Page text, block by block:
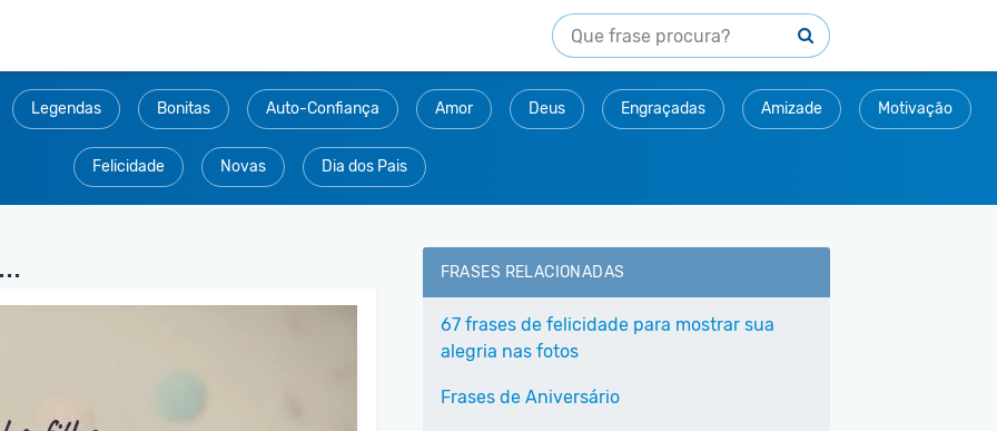
Legendas Bonitas Auto-Confiança Amor Deus Engraçadas Amizade Motivação
Felicidade Novas Dia dos Pais
FRASES RELACIONADAS
67 frases de felicidade para mostrar sua
alegria nas fotos
Frases de Aniversário